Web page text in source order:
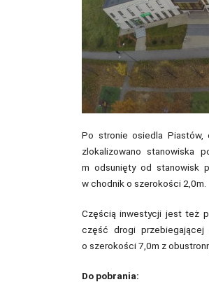
Po stronie osiedla Piastów,
zlokalizowano stanowiska
m odsunięty od stanowisk
w chodnik o szerokości 2,0m.
Częścią inwestycji jest też
część drogi
o szerokości 7,0m z
Do pobrania: